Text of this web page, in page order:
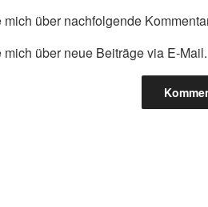
über nachfolgende
über neue Beiträge via E-Mail.